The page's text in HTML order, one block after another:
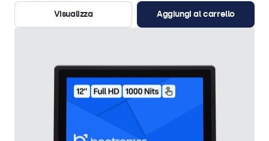
Visualizza
Aggiungi al carrello